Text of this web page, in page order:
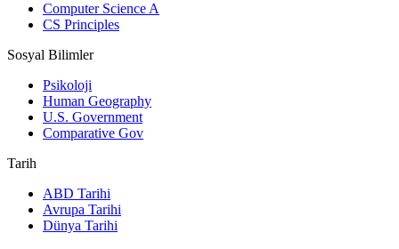
Computer Science A
CS Principles
Sosyal Bilimler
Psikoloji
Human Geography
U.S. Government
Comparative Gov
Tarih
ABD Tarihi
Avrupa Tarihi
Dünya Tarihi